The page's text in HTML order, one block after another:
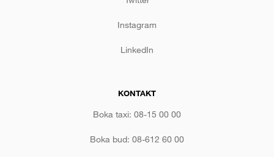
Instagram
LinkedIn
KONTAKT
Boka taxi: 08-15 00 00
Boka bud: 08-612 60 00